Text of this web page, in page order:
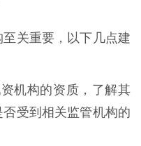
关重要，以下几点建
机构的资质，了解其
受到相关监管机构的